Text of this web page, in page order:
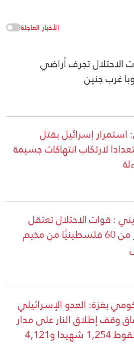
الأخبار العاجلة
الاحتلال تجرف أراضي
غرب جنين
إسرائيل بقتل
لارتكاب انتهاكات جسيمة
: قوات الاحتلال تعتقل
وتحقق ميدانيًا مع أكثر من 60 فلسطينيًا من مخيم
بغزة: العدو الإسرائيلي
لاتفاق وقف إطلاق النار على مدار
300 يوم أسفر عن سقوط 1,254 شهيدا و4,121